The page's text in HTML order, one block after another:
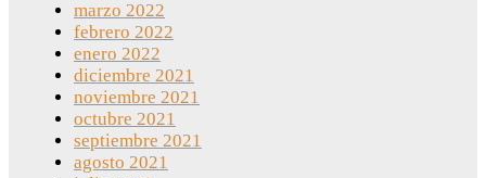
marzo 2022
febrero 2022
enero 2022
diciembre 2021
noviembre 2021
octubre 2021
septiembre 2021
agosto 2021